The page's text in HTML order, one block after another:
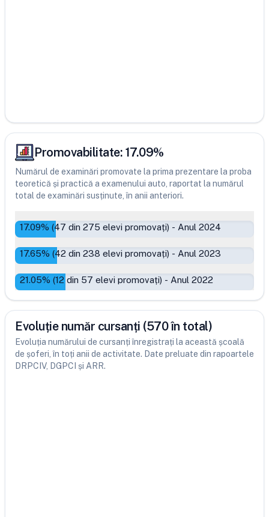
Promovabilitate: 17.09%
Numărul de examinări promovate la prima prezentare la proba
teoretică și practică a examenului auto, raportat la numărul
total de examinări susținute, în anii anteriori.
17.09% (47 din 275 elevi promovați) - Anul 2024
17.65% (42 din 238 elevi promovați) - Anul 2023
21.05% (12 din 57 elevi promovați) - Anul 2022
Evoluție număr cursanți (570 în total)
Evoluția numărului de cursanți înregistrați la această școală
de șoferi, în toți anii de activitate. Date preluate din rapoartele
DRPCIV, DGPCI și ARR.